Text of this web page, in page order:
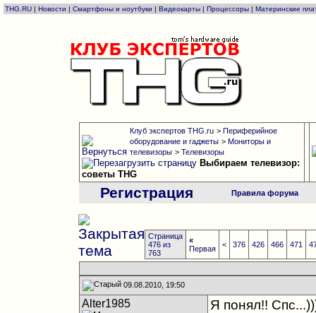
THG.RU | Новости | Смартфоны и ноутбуки | Видеокарты | Процессоры | Материнские
Клуб экспертов THG.ru > Периферийное
оборудование и гаджеты > Мониторы и
телевизоры > Телевизоры
Выбираем телевизор:
советы THG
Регистрация Правила форума
Страница
476 из
763
«
Первая
< 376 426 466 471
09.08.2010, 19:50
Alter1985 Я понял!!